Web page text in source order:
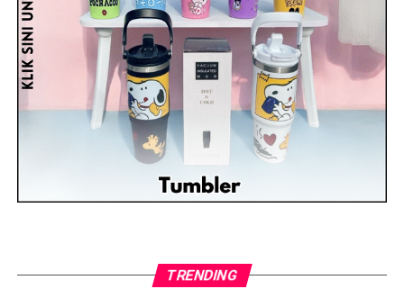
TRENDING